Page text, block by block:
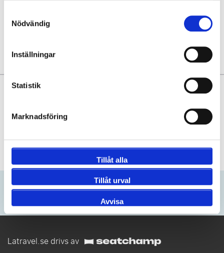
Nödvändig
Inställningar
Statistik
Marknadsföring
Tillåt alla
Tillåt urval
Avvisa
Varför LATravel.se?
Pålitlig researrangör
Support före och under resan
Anmäl dig till vårt Nyhetsbrev
Bli först att ta del av våra erbjudanden och kampanjer.
Latravel.se drivs av